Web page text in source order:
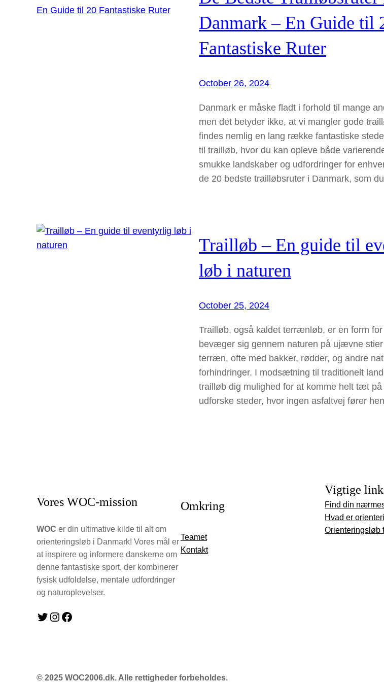
Danmark – En Guide til
Fantastiske Ruter
October 26, 2024
Danmark er måske fladt i forhold til mange
men det betyder ikke, at vi mangler gode
findes nemlig en lang række fantastiske
til trailløb, hvor du kan opleve både
smukke landskaber og udfordringer for
de 20 bedste trailløbsruter i Danmark, som
Trailløb – En guide til
løb i naturen
October 25, 2024
Trailløb, også kaldet terrænløb, er en form
bevæger sig gennem naturen på ujævne
terræn, ofte med bakker, rødder, og andre
forhindringer. I modsætning til traditionelt
trailløb dig mulighed for at komme helt tæt på
udforske steder, hvor ingen asfaltvej fører
Vores WOC-mission
WOC er din ultimative kilde til alt om
orienteringsløb i Danmark! Vores mål er
at inspirere og informere danskerne om
denne fantastiske sport, der kombinerer
fysisk udfoldelse, mentale udfordringer
og naturoplevelser.
Twitter Instagram Facebook
Omkring
Teamet
Kontakt
Vigtige
Find din
Hvad er
Orienteringsløb
© 2025 WOC2006.dk. Alle rettigheder forbeholdes.